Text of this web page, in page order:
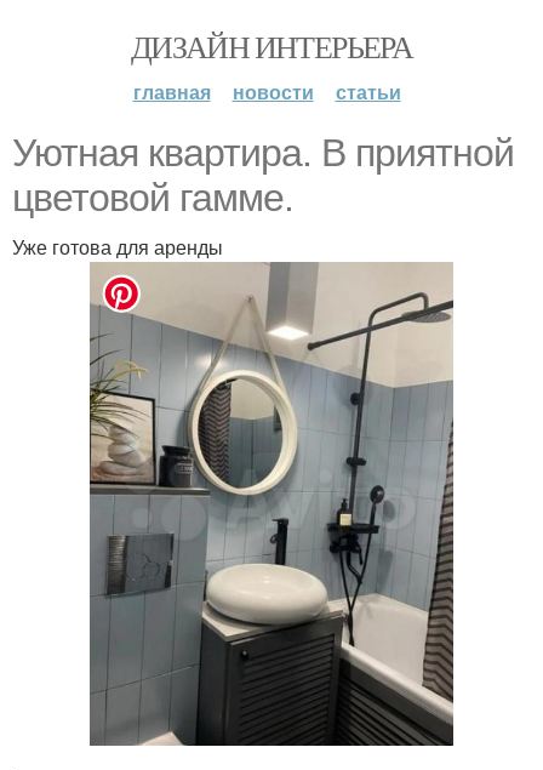
ДИЗАЙН ИНТЕРЬЕРА
главная новости статьи
Уютная квартира. В приятной
цветовой гамме.
Уже готова для аренды